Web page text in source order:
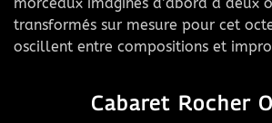
transformés sur mesure pour cet
oscillent entre compositions et
Cabaret Rocher